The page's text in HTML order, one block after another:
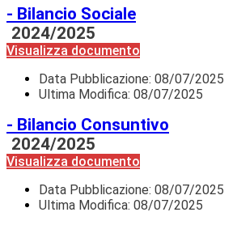
- Bilancio Sociale
2024/2025
Visualizza documento
Data Pubblicazione: 08/07/2025
Ultima Modifica: 08/07/2025
- Bilancio Consuntivo
2024/2025
Visualizza documento
Data Pubblicazione: 08/07/2025
Ultima Modifica: 08/07/2025